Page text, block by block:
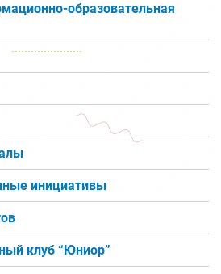
образовательная
инициативы
клуб “Юниор”